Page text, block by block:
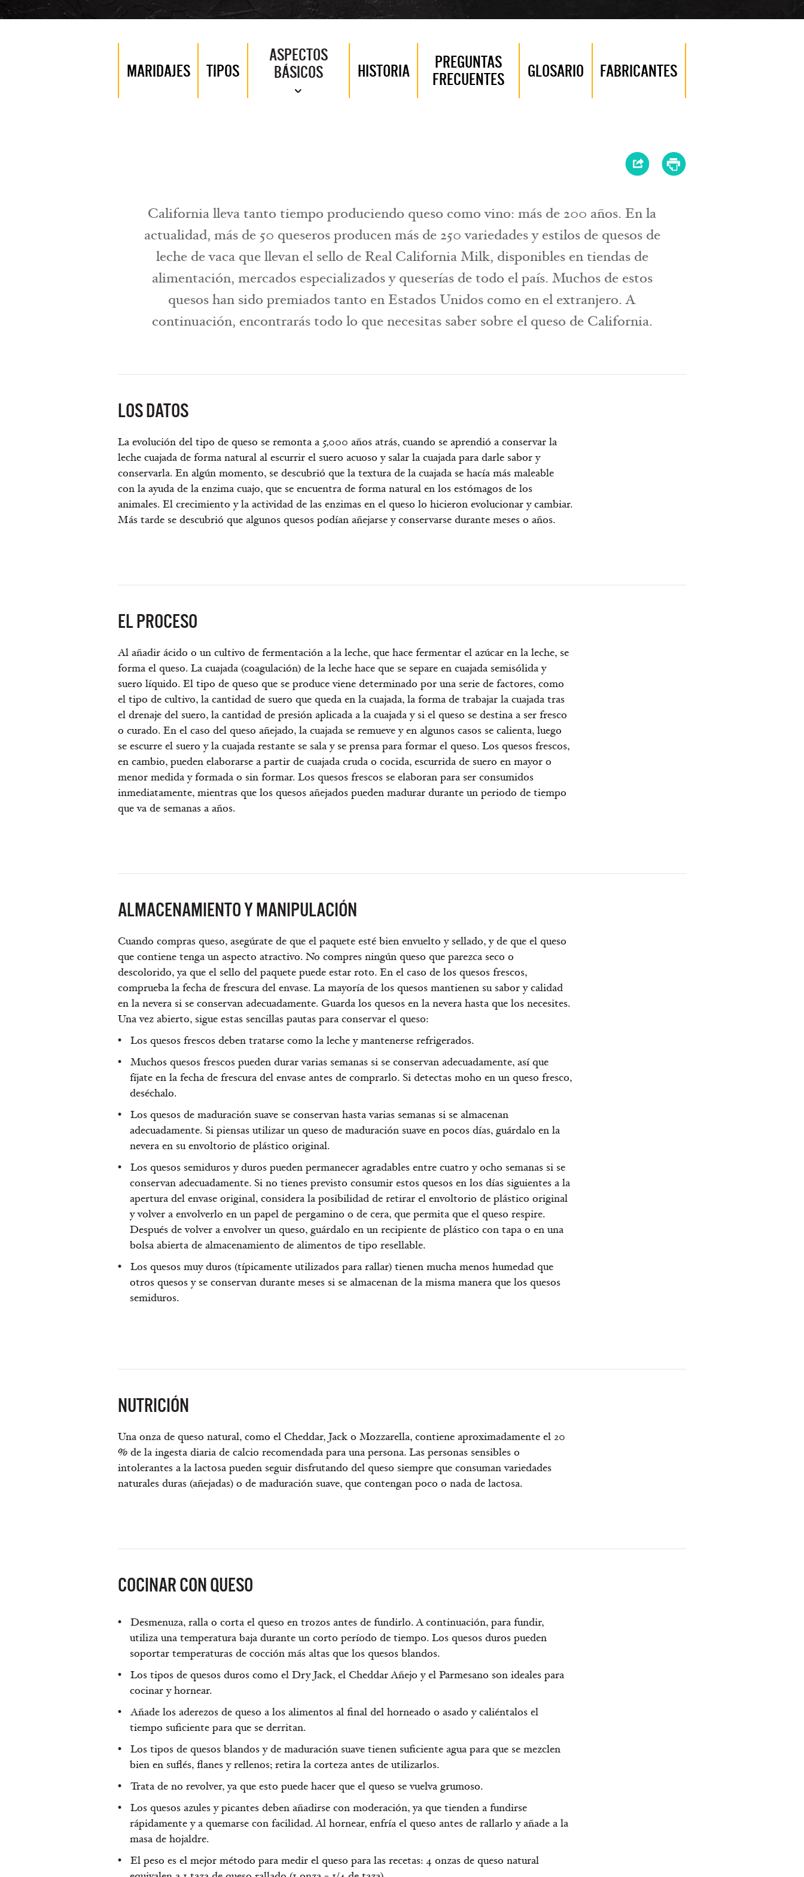
MARIDAJES TIPOS
ASPECTOS
BÁSICOS
HISTORIA
PREGUNTAS
FRECUENTES
GLOSARIO FABRICANTES
California lleva tanto tiempo produciendo queso como vino: más de 200 años. En la
actualidad, más de 50 queseros producen más de 250 variedades y estilos de quesos de
leche de vaca que llevan el sello de Real California Milk, disponibles en tiendas de
alimentación, mercados especializados y queserías de todo el país. Muchos de estos
quesos han sido premiados tanto en Estados Unidos como en el extranjero. A
continuación, encontrarás todo lo que necesitas saber sobre el queso de California.
LOS DATOS
La evolución del tipo de queso se remonta a 5,000 años atrás, cuando se aprendió a conservar la
leche cuajada de forma natural al escurrir el suero acuoso y salar la cuajada para darle sabor y
conservarla. En algún momento, se descubrió que la textura de la cuajada se hacía más maleable
con la ayuda de la enzima cuajo, que se encuentra de forma natural en los estómagos de los
animales. El crecimiento y la actividad de las enzimas en el queso lo hicieron evolucionar y cambiar.
Más tarde se descubrió que algunos quesos podían añejarse y conservarse durante meses o años.
EL PROCESO
Al añadir ácido o un cultivo de fermentación a la leche, que hace fermentar el azúcar en la leche, se
forma el queso. La cuajada (coagulación) de la leche hace que se separe en cuajada semisólida y
suero líquido. El tipo de queso que se produce viene determinado por una serie de factores, como
el tipo de cultivo, la cantidad de suero que queda en la cuajada, la forma de trabajar la cuajada tras
el drenaje del suero, la cantidad de presión aplicada a la cuajada y si el queso se destina a ser fresco
o curado. En el caso del queso añejado, la cuajada se remueve y en algunos casos se calienta, luego
se escurre el suero y la cuajada restante se sala y se prensa para formar el queso. Los quesos frescos,
en cambio, pueden elaborarse a partir de cuajada cruda o cocida, escurrida de suero en mayor o
menor medida y formada o sin formar. Los quesos frescos se elaboran para ser consumidos
inmediatamente, mientras que los quesos añejados pueden madurar durante un periodo de tiempo
que va de semanas a años.
ALMACENAMIENTO Y MANIPULACIÓN
Cuando compras queso, asegúrate de que el paquete esté bien envuelto y sellado, y de que el queso
que contiene tenga un aspecto atractivo. No compres ningún queso que parezca seco o
descolorido, ya que el sello del paquete puede estar roto. En el caso de los quesos frescos,
comprueba la fecha de frescura del envase. La mayoría de los quesos mantienen su sabor y calidad
en la nevera si se conservan adecuadamente. Guarda los quesos en la nevera hasta que los necesites.
Una vez abierto, sigue estas sencillas pautas para conservar el queso:
Los quesos frescos deben tratarse como la leche y mantenerse refrigerados.
Muchos quesos frescos pueden durar varias semanas si se conservan adecuadamente, así que
fíjate en la fecha de frescura del envase antes de comprarlo. Si detectas moho en un queso fresco,
deséchalo.
Los quesos de maduración suave se conservan hasta varias semanas si se almacenan
adecuadamente. Si piensas utilizar un queso de maduración suave en pocos días, guárdalo en la
nevera en su envoltorio de plástico original.
Los quesos semiduros y duros pueden permanecer agradables entre cuatro y ocho semanas si se
conservan adecuadamente. Si no tienes previsto consumir estos quesos en los días siguientes a la
apertura del envase original, considera la posibilidad de retirar el envoltorio de plástico original
y volver a envolverlo en un papel de pergamino o de cera, que permita que el queso respire.
Después de volver a envolver un queso, guárdalo en un recipiente de plástico con tapa o en una
bolsa abierta de almacenamiento de alimentos de tipo resellable.
Los quesos muy duros (típicamente utilizados para rallar) tienen mucha menos humedad que
otros quesos y se conservan durante meses si se almacenan de la misma manera que los quesos
semiduros.
NUTRICIÓN
Una onza de queso natural, como el Cheddar, Jack o Mozzarella, contiene aproximadamente el 20
% de la ingesta diaria de calcio recomendada para una persona. Las personas sensibles o
intolerantes a la lactosa pueden seguir disfrutando del queso siempre que consuman variedades
naturales duras (añejadas) o de maduración suave, que contengan poco o nada de lactosa.
COCINAR CON QUESO
Desmenuza, ralla o corta el queso en trozos antes de fundirlo. A continuación, para fundir,
utiliza una temperatura baja durante un corto período de tiempo. Los quesos duros pueden
soportar temperaturas de cocción más altas que los quesos blandos.
Los tipos de quesos duros como el Dry Jack, el Cheddar Añejo y el Parmesano son ideales para
cocinar y hornear.
Añade los aderezos de queso a los alimentos al final del horneado o asado y caliéntalos el
tiempo suficiente para que se derritan.
Los tipos de quesos blandos y de maduración suave tienen suficiente agua para que se mezclen
bien en suflés, flanes y rellenos; retira la corteza antes de utilizarlos.
Trata de no revolver, ya que esto puede hacer que el queso se vuelva grumoso.
Los quesos azules y picantes deben añadirse con moderación, ya que tienden a fundirse
rápidamente y a quemarse con facilidad. Al hornear, enfría el queso antes de rallarlo y añade a la
masa de hojaldre.
El peso es el mejor método para medir el queso para las recetas: 4 onzas de queso natural